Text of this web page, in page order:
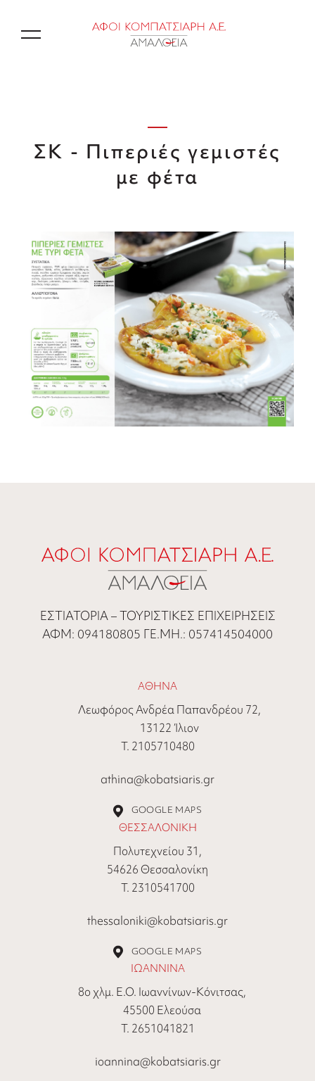
ΣΚ - Πιπεριές γεμιστές
με φέτα
ΕΣΤΙΑΤΟΡΙΑ – ΤΟΥΡΙΣΤΙΚΕΣ ΕΠΙΧΕΙΡΗΣΕΙΣ
ΑΦΜ: 094180805 ΓΕ.ΜΗ.: 057414504000
ΑΘΗΝΑ
Λεωφόρος Ανδρέα Παπανδρέου 72,
13122 Ίλιον
Τ. 2105710480
athina@kobatsiaris.gr
GOOGLE MAPS
ΘΕΣΣΑΛΟΝΙΚΗ
Πολυτεχνείου 31,
54626 Θεσσαλονίκη
Τ. 2310541700
thessaloniki@kobatsiaris.gr
GOOGLE MAPS
ΙΩΑΝΝΙΝΑ
8ο χλμ. Ε.Ο. Ιωαννίνων-Κόνιτσας,
45500 Ελεούσα
Τ. 2651041821
ioannina@kobatsiaris.gr